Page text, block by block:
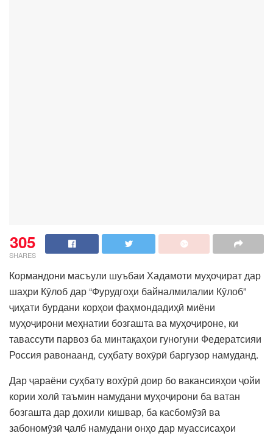
305
SHARES
Кормандони масъули шуъбаи Хадамоти муҳоҷират дар
шаҳри Кӯлоб дар “Фурудгоҳи байналмилалии Кӯлоб”
ҷиҳати бурдани корҳои фаҳмондадиҳӣ миёни
муҳоҷирони меҳнатии бозгашта ва муҳоҷироне, ки
тавассути парвоз ба минтақаҳои гуногуни Федератсияи
Россия равонаанд, суҳбату вохӯрӣ баргузор намуданд.
Дар ҷараёни суҳбату вохӯрӣ доир бо вакансияҳои ҷойи
кории холӣ таъмин намудани муҳоҷирони ба ватан
бозгашта дар дохили кишвар, ба касбомӯзӣ ва
забономӯзӣ ҷалб намудани онҳо дар муассисаҳои